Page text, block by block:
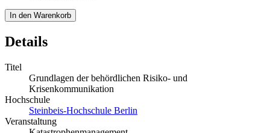
In den Warenkorb
Details
Titel
Grundlagen der behördlichen Risiko- und
Krisenkommunikation
Hochschule
Steinbeis-Hochschule Berlin
Veranstaltung